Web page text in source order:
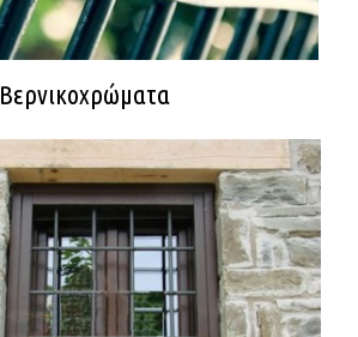
Βερνικοχρώματα